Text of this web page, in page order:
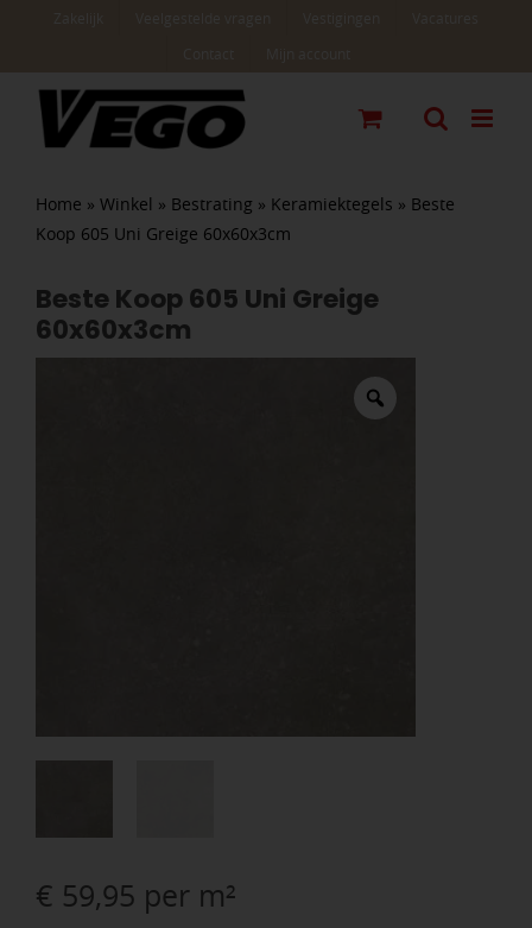
Home » Winkel » Bestrating » Keramiektegels » Beste
Koop 605 Uni Greige 60x60x3cm
Beste Koop 605 Uni Greige
60x60x3cm
€ 59,95 per m²